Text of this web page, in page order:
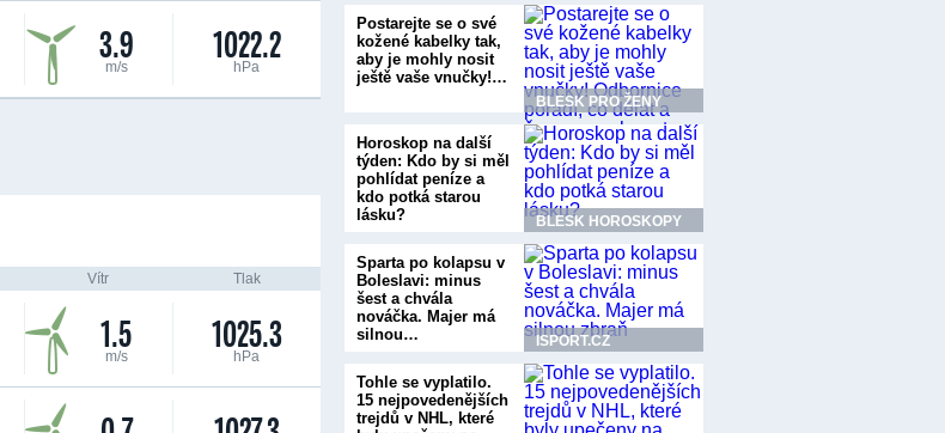
3.9
m/s 1022.2
hPa
Vítr Tlak
1.5
m/s 1025.3
hPa
Postarejte se o své
kožené kabelky tak,
aby je mohly nosit
ještě vaše vnučky!…
BLESK PRO ŽENY
Horoskop na další
týden: Kdo by si měl
pohlídat peníze a
kdo potká starou
lásku?
BLESK HOROSKOPY
Sparta po kolapsu v
Boleslavi: minus
šest a chvála
nováčka. Majer má
silnou…
ISPORT.CZ
Tohle se vyplatilo.
15 nejpovedenějších
trejdů v NHL, které